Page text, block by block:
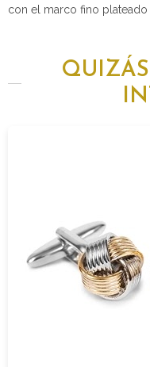
con el marco fino